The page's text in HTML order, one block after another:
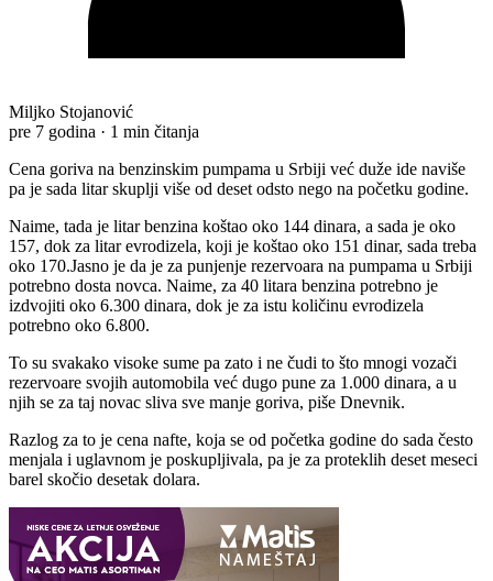
Miljko Stojanović
pre 7 godina · 1 min čitanja
Cena goriva na benzinskim pumpama u Srbiji već duže ide naviše
pa je sada litar skuplji više od deset odsto nego na početku godine.
Naime, tada je litar benzina koštao oko 144 dinara, a sada je oko
157, dok za litar evrodizela, koji je koštao oko 151 dinar, sada treba
oko 170.Jasno je da je za punjenje rezervoara na pumpama u Srbiji
potrebno dosta novca. Naime, za 40 litara benzina potrebno je
izdvojiti oko 6.300 dinara, dok je za istu količinu evrodizela
potrebno oko 6.800.
To su svakako visoke sume pa zato i ne čudi to što mnogi vozači
rezervoare svojih automobila već dugo pune za 1.000 dinara, a u
njih se za taj novac sliva sve manje goriva, piše Dnevnik.
Razlog za to je cena nafte, koja se od početka godine do sada često
menjala i uglavnom je poskupljivala, pa je za proteklih deset meseci
barel skočio desetak dolara.